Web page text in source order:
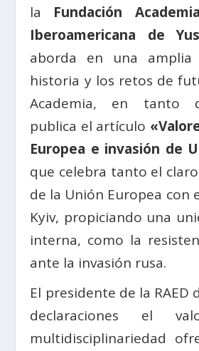
la Fundación
Iberoamericana de
aborda en una amplia
historia y los retos de
Academia, en tanto
publica el artículo
Europea e invasión de
que celebra tanto el
de la Unión Europea con
Kyiv, propiciando una
interna, como la
ante la invasión rusa.
El presidente de la RAED
declaraciones el
multidisciplinariedad